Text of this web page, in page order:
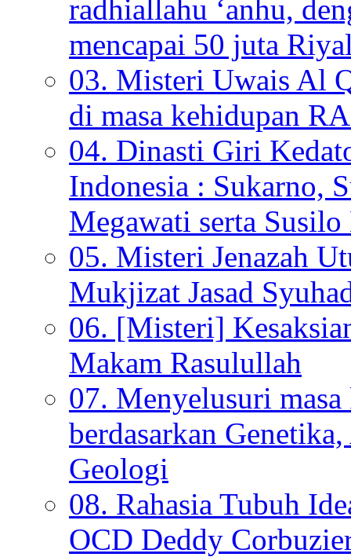
radhiallahu ‘anhu,
mencapai 50 juta
03. Misteri Uwais Al
di masa kehidupan
04. Dinasti Giri
Indonesia : Sukarno,
Megawati serta
05. Misteri Jenazah
Mukjizat Jasad
06. [Misteri]
Makam Rasulullah
07. Menyelusuri
berdasarkan
Geologi
08. Rahasia Tubuh
OCD Deddy